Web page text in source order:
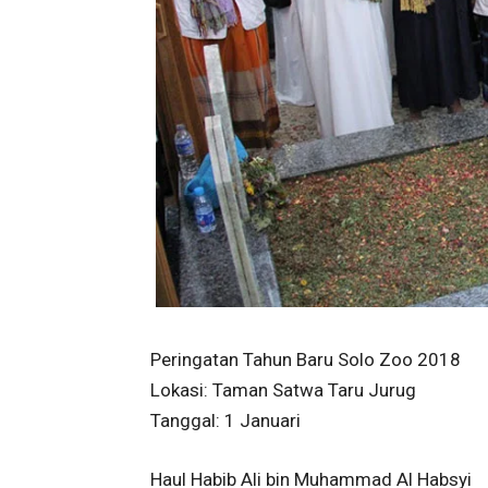
Peringatan Tahun Baru Solo Zoo 2018
Lokasi: Taman Satwa Taru Jurug
Tanggal: 1 Januari
Haul Habib Ali bin Muhammad Al Habsyi